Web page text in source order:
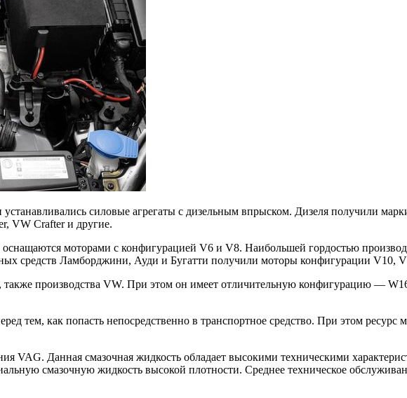
силовые агрегаты с дизельным впрыском. Дизеля получили
VW Crafter и другие.
моторами с конфигурацией V6 и V8. Наибольшей гордостью
средств Ламборджини, Ауди и Бугатти получили моторы конфигурации V10,
производства VW. При этом он имеет отличительную конфигурацию —
тем, как попасть непосредственно в транспортное средство. При этом ресурс
VAG. Данная смазочная жидкость обладает высокими техническими
смазочную жидкость высокой плотности. Среднее техническое